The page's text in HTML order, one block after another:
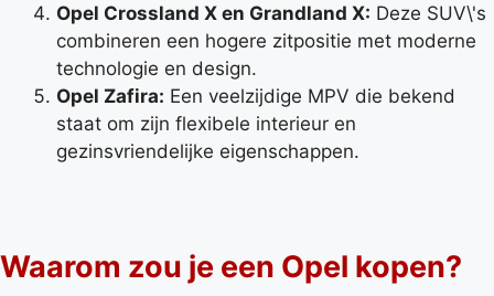
Opel Crossland X en Grandland X: Deze SUV\'s
combineren een hogere zitpositie met moderne
technologie en design.
Opel Zafira: Een veelzijdige MPV die bekend
staat om zijn flexibele interieur en
gezinsvriendelijke eigenschappen.
Waarom zou je een Opel kopen?